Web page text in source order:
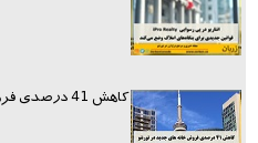
کاهش 41 درصدی فروش خانه در تورنتو